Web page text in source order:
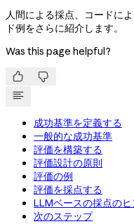
人間による採点、コードに
ド例をさらに紹介します。
Was this page helpful?
 
成功基準を定義する
一般的な成功基準
評価を構築する
評価設計の原則
評価の例
評価を採点する
LLMベースの採点のヒ
次のステップ